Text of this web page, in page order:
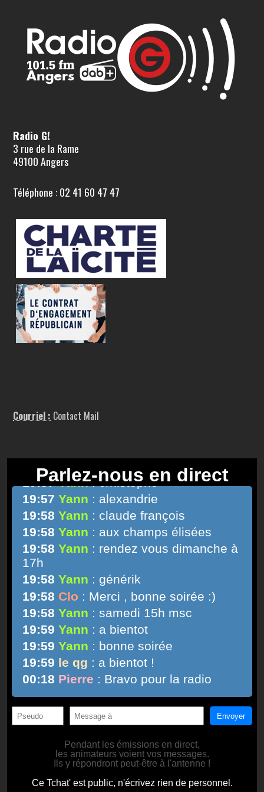
Radio G!
3 rue de la Rame
49100 Angers
Téléphone : 02 41 60 47 47
Courriel : Contact Mail